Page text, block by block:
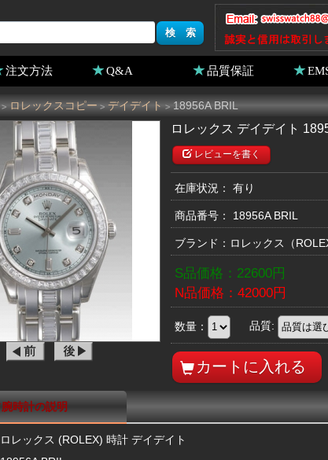
注文方法 Q&A 品質保証
> ロレックスコピー > デイデイト > 18956A BRIL
ロレックス デイデイト
レビューを書く
在庫状況： 有り
商品番号： 18956A BRIL
ブランド： ロレックス （
S品価格： 22600円
N品価格： 42000円
数量： 品質:
腕時計の説明
ロレックス (ROLEX) 時計 デイデイト